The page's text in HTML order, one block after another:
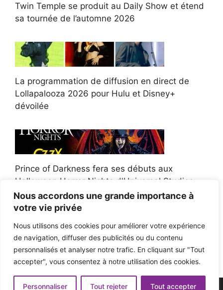
Nous accordons une grande importance à
votre vie privée
Nous utilisons des cookies pour améliorer votre expérience
de navigation, diffuser des publicités ou du contenu
personnalisés et analyser notre trafic. En cliquant sur "Tout
accepter", vous consentez à notre utilisation des cookies.
Personnaliser Tout rejeter Tout accepter
Twin Temple se produit au Daily Show et étend
sa tournée de l’automne 2026
La programmation de diffusion en direct de
Lollapalooza 2026 pour Hulu et Disney+
dévoilée
Prince of Darkness fera ses débuts aux
Halloween Horror Nights d'Universal Studios
Afroman poursuit un policier de l'Ohio après la
victoire du jury en diffamation